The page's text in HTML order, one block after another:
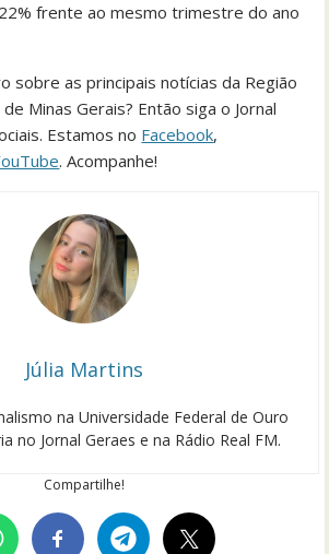
frente ao mesmo trimestre do ano
sobre as principais notícias da Região
Minas Gerais? Então siga o Jornal
Estamos no Facebook,
. Acompanhe!
Júlia Martins
na Universidade Federal de Ouro
no Jornal Geraes e na Rádio Real FM.
Compartilhe!